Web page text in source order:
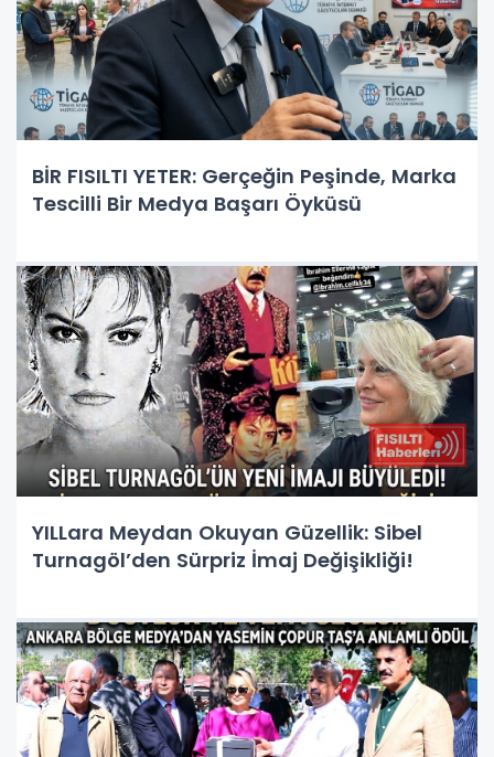
BİR FISILTI YETER: Gerçeğin Peşinde, Marka
Tescilli Bir Medya Başarı Öyküsü
YILLara Meydan Okuyan Güzellik: Sibel
Turnagöl’den Sürpriz İmaj Değişikliği!